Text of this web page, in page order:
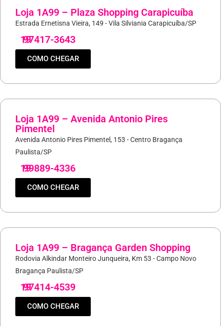
Loja 1A99 – Plaza Shopping Carapicuíba
Estrada Ernetisna Vieira, 149 - Vila Silviania Carapicuíba/SP
19
97417-3643
COMO CHEGAR
Loja 1A99 – Avenida Antonio Pires
Pimentel
Avenida Antonio Pires Pimentel, 153 - Centro Bragança
Paulista/SP
19
99889-4336
COMO CHEGAR
Loja 1A99 – Bragança Garden Shopping
Rodovia Alkindar Monteiro Junqueira, Km 53 - Campo Novo
Bragança Paulista/SP
19
97414-4539
COMO CHEGAR